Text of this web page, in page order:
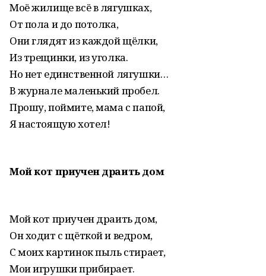
Моё жилище всё в лягушках,
От пола и до потолка,
Они глядят из каждой щёлки,
Из трещинки, из уголка.
Но нет единственной лягушки…
В журнале маленький пробел.
Прошу, поймите, мама с папой,
Я настоящую хотел!
Мой кот приучен драить дом
Мой кот приучен драить дом,
Он ходит с щёткой и ведром,
С моих картинок пыль стирает,
Мои игрушки прибирает.